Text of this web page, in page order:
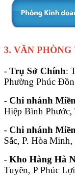
3. VĂN
- Trụ Sở Chính:
Phường Phúc
- Chi nhánh
Hiệp Bình
- Chi nhánh
Sắc, P. Hòa
- Kho Hàng Hà
Tuyên, P Phúc